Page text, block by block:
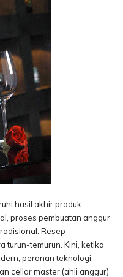
hasil akhir produk
proses pembuatan anggur
Resep
turun-temurun. Kini, ketika
peranan teknologi
cellar master (ahli anggur)